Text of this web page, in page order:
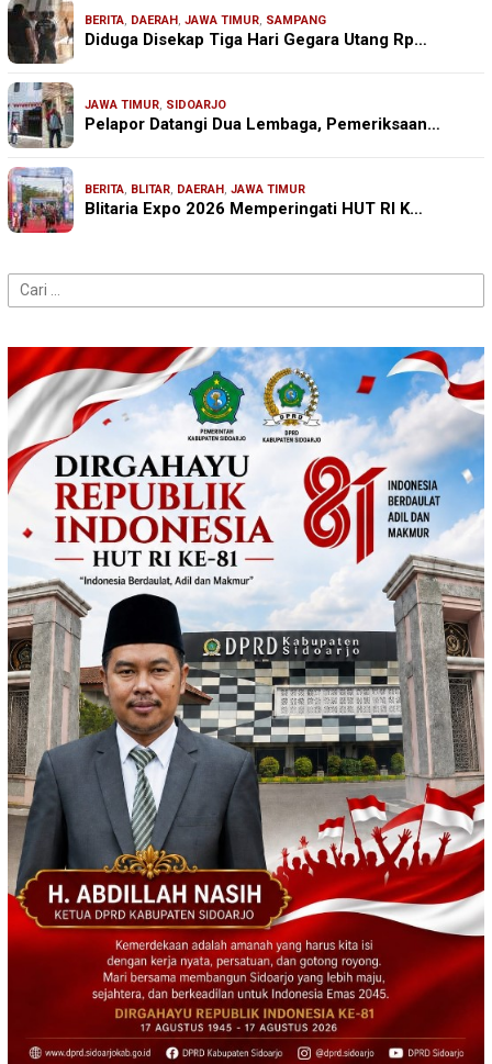
BERITA, DAERAH, JAWA TIMUR, SAMPANG
Diduga Disekap Tiga Hari Gegara Utang Rp…
JAWA TIMUR, SIDOARJO
Pelapor Datangi Dua Lembaga, Pemeriksaan…
BERITA, BLITAR, DAERAH, JAWA TIMUR
Blitaria Expo 2026 Memperingati HUT RI K…
Cari
untuk: